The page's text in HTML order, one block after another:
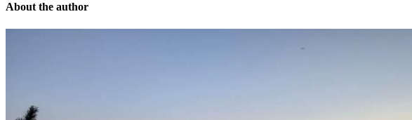
About the author